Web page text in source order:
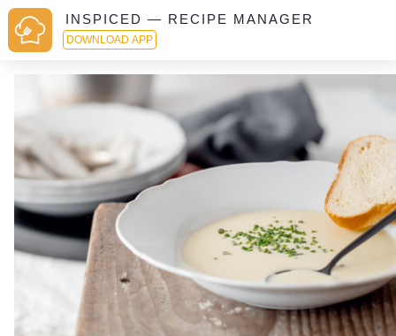
INSPICED — RECIPE MANAGER
DOWNLOAD APP